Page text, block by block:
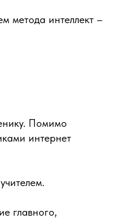
метода интеллект –
Помимо
интернет
главного,